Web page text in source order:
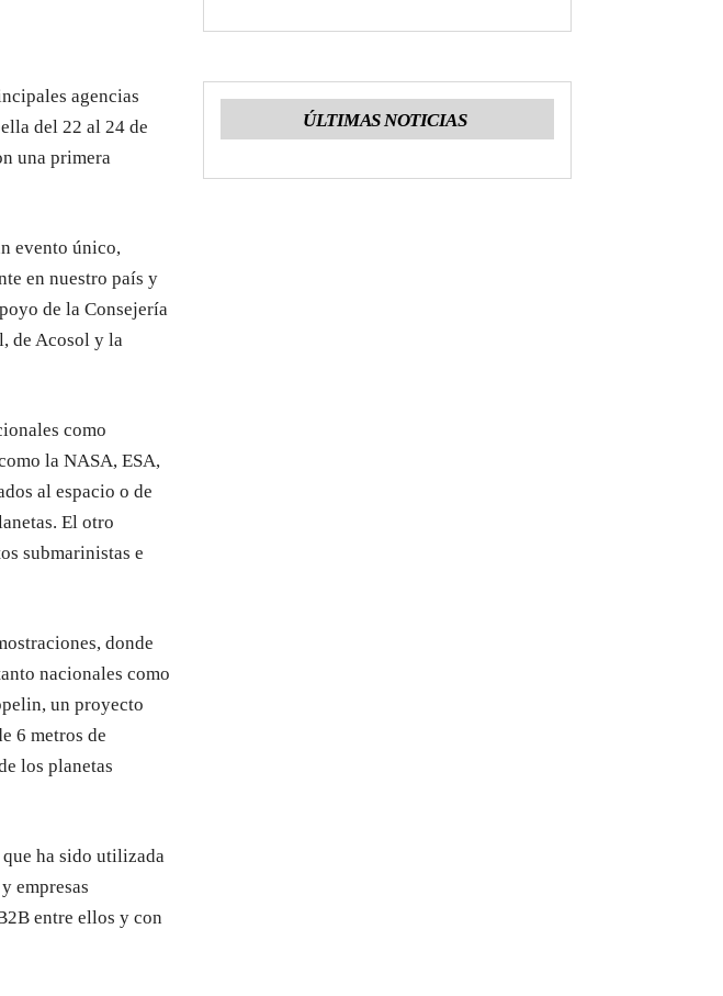
agencias
del 22 al 24 de
una primera
evento único,
en nuestro país y
de la Consejería
de Acosol y la
como
la NASA, ESA,
al espacio o de
El otro
submarinistas e
donde
nacionales como
un proyecto
6 metros de
los planetas
ha sido utilizada
empresas
entre ellos y con
ÚLTIMAS NOTICIAS